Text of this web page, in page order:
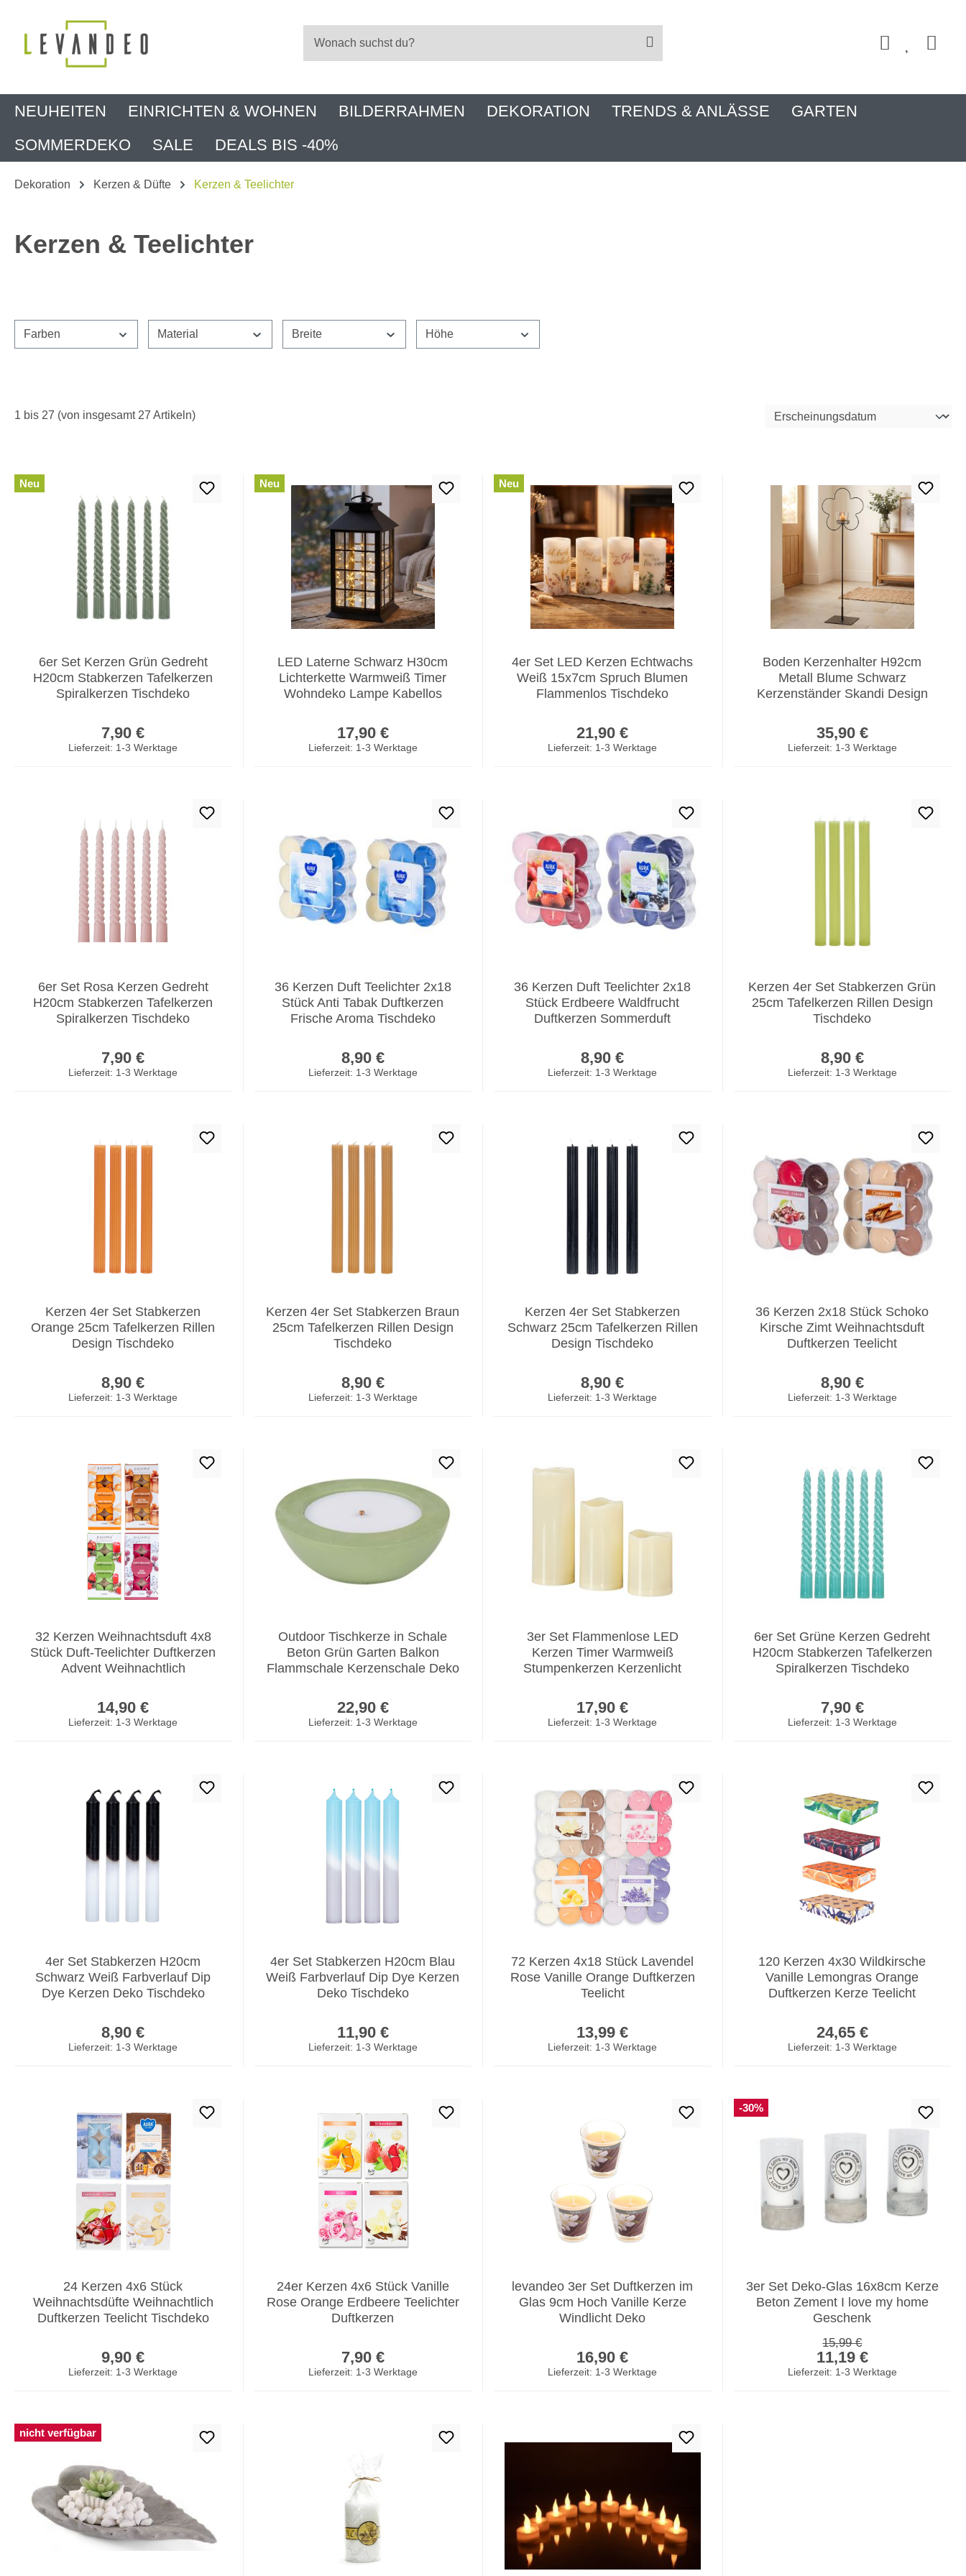
NEUHEITEN EINRICHTEN & WOHNEN BILDERRAHMEN DEKORATION TRENDS & ANLÄSSE
GARTEN
SOMMERDEKO
SALE DEALS BIS -40%
Dekoration Kerzen & Düfte Kerzen & Teelichter
Kerzen & Teelichter
Farben Material Breite Höhe
1 bis 27 (von insgesamt 27 Artikeln)
Neu
6er Set Kerzen Grün Gedreht
H20cm Stabkerzen Tafelkerzen
Spiralkerzen Tischdeko
7,90 €
Lieferzeit: 1-3 Werktage
Neu
LED Laterne Schwarz H30cm
Lichterkette Warmweiß Timer
Wohndeko Lampe Kabellos
17,90 €
Lieferzeit: 1-3 Werktage
Neu
4er Set LED Kerzen Echtwachs
Weiß 15x7cm Spruch Blumen
Flammenlos Tischdeko
21,90 €
Lieferzeit: 1-3 Werktage
Boden Kerzenhalter H92cm
Metall Blume Schwarz
Kerzenständer Skandi Design
35,90 €
Lieferzeit: 1-3 Werktage
6er Set Rosa Kerzen Gedreht
H20cm Stabkerzen Tafelkerzen
Spiralkerzen Tischdeko
7,90 €
Lieferzeit: 1-3 Werktage
36 Kerzen Duft Teelichter 2x18
Stück Anti Tabak Duftkerzen
Frische Aroma Tischdeko
8,90 €
Lieferzeit: 1-3 Werktage
36 Kerzen Duft Teelichter 2x18
Stück Erdbeere Waldfrucht
Duftkerzen Sommerduft
8,90 €
Lieferzeit: 1-3 Werktage
Kerzen 4er Set Stabkerzen Grün
25cm Tafelkerzen Rillen Design
Tischdeko
8,90 €
Lieferzeit: 1-3 Werktage
Kerzen 4er Set Stabkerzen
Orange 25cm Tafelkerzen Rillen
Design Tischdeko
8,90 €
Lieferzeit: 1-3 Werktage
Kerzen 4er Set Stabkerzen Braun
25cm Tafelkerzen Rillen Design
Tischdeko
8,90 €
Lieferzeit: 1-3 Werktage
Kerzen 4er Set Stabkerzen
Schwarz 25cm Tafelkerzen Rillen
Design Tischdeko
8,90 €
Lieferzeit: 1-3 Werktage
36 Kerzen 2x18 Stück Schoko
Kirsche Zimt Weihnachtsduft
Duftkerzen Teelicht
8,90 €
Lieferzeit: 1-3 Werktage
32 Kerzen Weihnachtsduft 4x8
Stück Duft-Teelichter Duftkerzen
Advent Weihnachtlich
14,90 €
Lieferzeit: 1-3 Werktage
Outdoor Tischkerze in Schale
Beton Grün Garten Balkon
Flammschale Kerzenschale Deko
22,90 €
Lieferzeit: 1-3 Werktage
3er Set Flammenlose LED
Kerzen Timer Warmweiß
Stumpenkerzen Kerzenlicht
17,90 €
Lieferzeit: 1-3 Werktage
6er Set Grüne Kerzen Gedreht
H20cm Stabkerzen Tafelkerzen
Spiralkerzen Tischdeko
7,90 €
Lieferzeit: 1-3 Werktage
4er Set Stabkerzen H20cm
Schwarz Weiß Farbverlauf Dip
Dye Kerzen Deko Tischdeko
8,90 €
Lieferzeit: 1-3 Werktage
4er Set Stabkerzen H20cm Blau
Weiß Farbverlauf Dip Dye Kerzen
Deko Tischdeko
11,90 €
Lieferzeit: 1-3 Werktage
72 Kerzen 4x18 Stück Lavendel
Rose Vanille Orange Duftkerzen
Teelicht
13,99 €
Lieferzeit: 1-3 Werktage
120 Kerzen 4x30 Wildkirsche
Vanille Lemongras Orange
Duftkerzen Kerze Teelicht
24,65 €
Lieferzeit: 1-3 Werktage
24 Kerzen 4x6 Stück
Weihnachtsdüfte Weihnachtlich
Duftkerzen Teelicht Tischdeko
9,90 €
Lieferzeit: 1-3 Werktage
24er Kerzen 4x6 Stück Vanille
Rose Orange Erdbeere Teelichter
Duftkerzen
7,90 €
Lieferzeit: 1-3 Werktage
levandeo 3er Set Duftkerzen im
Glas 9cm Hoch Vanille Kerze
Windlicht Deko
16,90 €
Lieferzeit: 1-3 Werktage
-30%
3er Set Deko-Glas 16x8cm Kerze
Beton Zement I love my home
Geschenk
Verkaufspreis:
11,19 €
Regulärer Preis:
15,99 €
Lieferzeit: 1-3 Werktage
nicht verfügbar